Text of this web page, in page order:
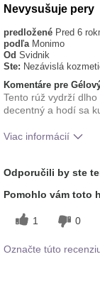
Nevysušuje pery
predložené Pred 6
podľa Monimo
Od Svidnik
Ste: Nezávislá
Komentáre pre
Tento rúž vydrží
decentný a hodí sa
Viac informácií
značkami
vyskúšali?
Odporučili by ste
Pomohlo vám toto
1 0
Označte túto